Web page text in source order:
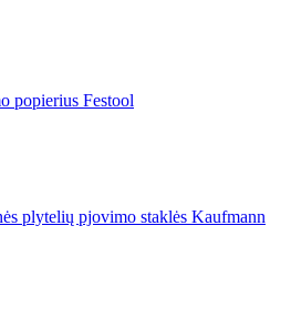
popierius Festool
plytelių pjovimo staklės Kaufmann